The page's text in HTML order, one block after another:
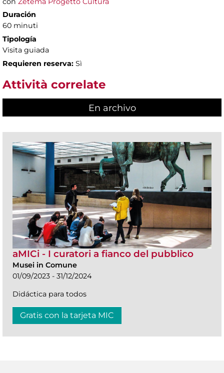
Duración
60 minuti
Tipología
Visita guiada
Requieren reserva: Sì
Attività correlate
En archivo
aMICi - I curatori a fianco del pubblico
Musei in Comune
01/09/2023 - 31/12/2024
Didáctica para todos
Gratis con la tarjeta MIC